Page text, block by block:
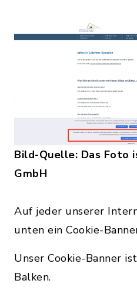
Bild-Quelle: Das Foto
GmbH
Auf jeder unserer
unten ein Cookie-
Unser Cookie-Banner
Balken.